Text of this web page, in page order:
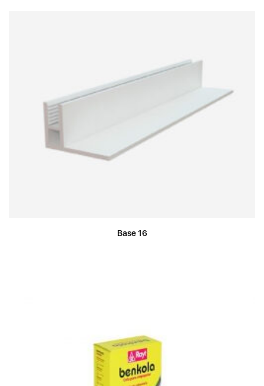
Base 16